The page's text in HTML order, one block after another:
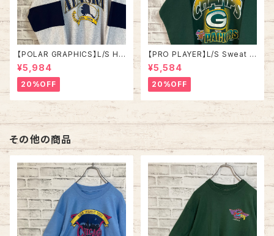
【POLAR GRAPHICS】L/S Hal
fZip Sweat XL Made in US
A 90s “ALASKA” スーベニア
ハーフジップスウェット トレーナ
ー アラスカ お土産モノ vintag
e ヴィンテージ アメリカ USA
¥5,984
20%OFF
【PRO PLAYER】L/S Sweat L
相当 90s Made in USA “PA
CKERS” NFL チームモノ スウ
ェット トレーナー USA製 チーム
ロゴ 1996 CHAMPS 優勝記念
深緑 アメリカ USA 古着
¥5,584
20%OFF
その他の商品